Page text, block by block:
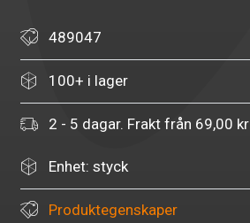
489047
100+ i lager
2 - 5 dagar. Frakt från 69,00 kr
Enhet: styck
Produktegenskaper